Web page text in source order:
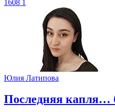
1608 1
Юлия Латипова
​Последняя капля…